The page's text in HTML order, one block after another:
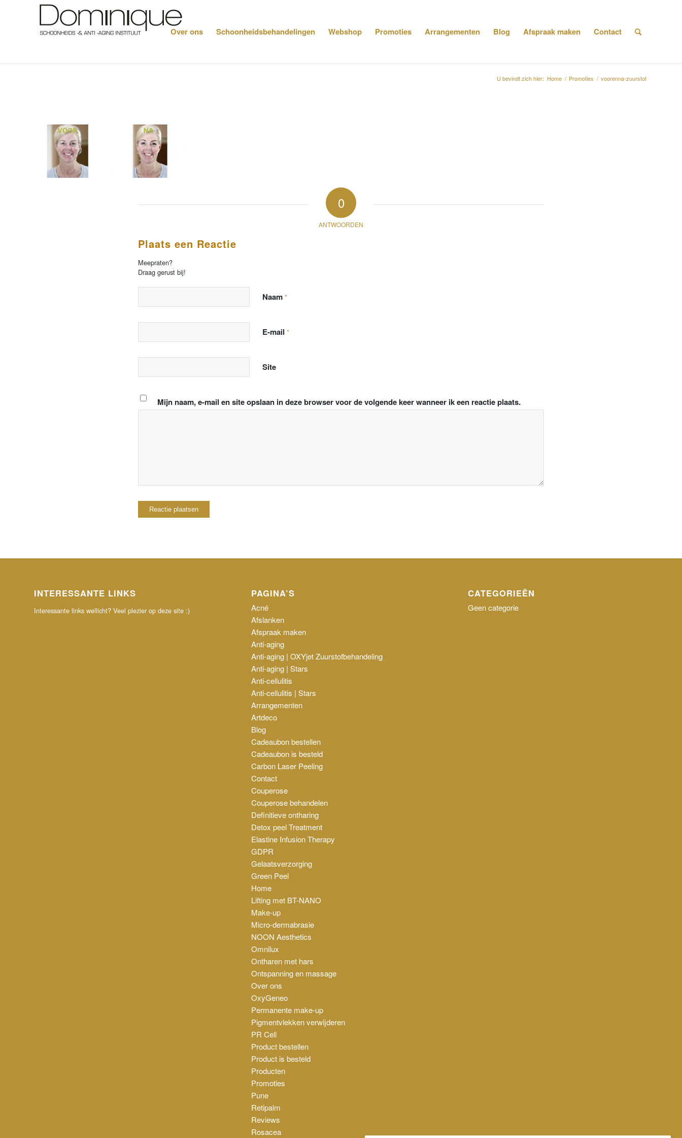
Over ons Schoonheidsbehandelingen Webshop Promoties Arrangementen Blog Afspraak maken Contact
U bevindt zich hier: Home / Promoties / voorenna-zuurstof
0
ANTWOORDEN
Plaats een Reactie
Meepraten?
Draag gerust bij!
Naam *
E-mail *
Site
Mijn naam, e-mail en site opslaan in deze browser voor de volgende keer wanneer ik een reactie plaats.
INTERESSANTE LINKS
Interessante links wellicht? Veel plezier op deze site :)
PAGINA’S
Acné
Afslanken
Afspraak maken
Anti-aging
Anti-aging | OXYjet Zuurstofbehandeling
Anti-aging | Stars
Anti-cellulitis
Anti-cellulitis | Stars
Arrangementen
Artdeco
Blog
Cadeaubon bestellen
Cadeaubon is besteld
Carbon Laser Peeling
Contact
Couperose
Couperose behandelen
Definitieve ontharing
Detox peel Treatment
Elastine Infusion Therapy
GDPR
Gelaatsverzorging
Green Peel
Home
Lifting met BT-NANO
Make-up
Micro-dermabrasie
NOON Aesthetics
Omnilux
Ontharen met hars
Ontspanning en massage
Over ons
OxyGeneo
Permanente make-up
Pigmentvlekken verwijderen
PR Cell
Product bestellen
Product is besteld
Producten
Promoties
Pune
Retipalm
Reviews
Rosacea
CATEGORIEËN
Geen categorie